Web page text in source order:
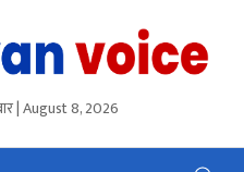
| August 8, 2026